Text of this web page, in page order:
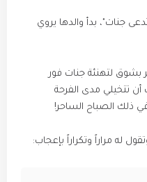
جنات"، بدأ والدها يروي
بشوق لتهنئة جنات فور
تتخيلي مدى الفرحة
ذلك الصباح الساحر!
له مراراً وتكراراً بإعجاب: